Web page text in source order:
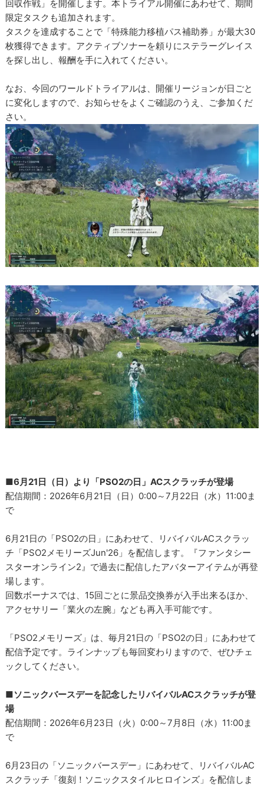
回収作戦」を開催します。本トライアル開催にあわせて、期間
限定タスクも追加されます。
タスクを達成することで「特殊能力移植パス補助券」が最大30
枚獲得できます。アクティブソナーを頼りにステラーグレイス
を探し出し、報酬を手に入れてください。
なお、今回のワールドトライアルは、開催リージョンが日ごと
に変化しますので、お知らせをよくご確認のうえ、ご参加くだ
さい。
■6月21日（日）より「PSO2の日」ACスクラッチが登場
配信期間：2026年6月21日（日）0:00～7月22日（水）11:00ま
で
6月21日の「PSO2の日」にあわせて、リバイバルACスクラッ
チ「PSO2メモリーズJun'26」を配信します。『ファンタシー
スターオンライン2』で過去に配信したアバターアイテムが再登
場します。
回数ボーナスでは、15回ごとに景品交換券が入手出来るほか、
アクセサリー「業火の左腕」なども再入手可能です。
「PSO2メモリーズ」は、毎月21日の「PSO2の日」にあわせて
配信予定です。ラインナップも毎回変わりますので、ぜひチェ
ックしてください。
■ソニックバースデーを記念したリバイバルACスクラッチが登
場
配信期間：2026年6月23日（火）0:00～7月8日（水）11:00ま
で
6月23日の「ソニックバースデー」にあわせて、リバイバルAC
スクラッチ「復刻！ソニックスタイルヒロインズ」を配信しま